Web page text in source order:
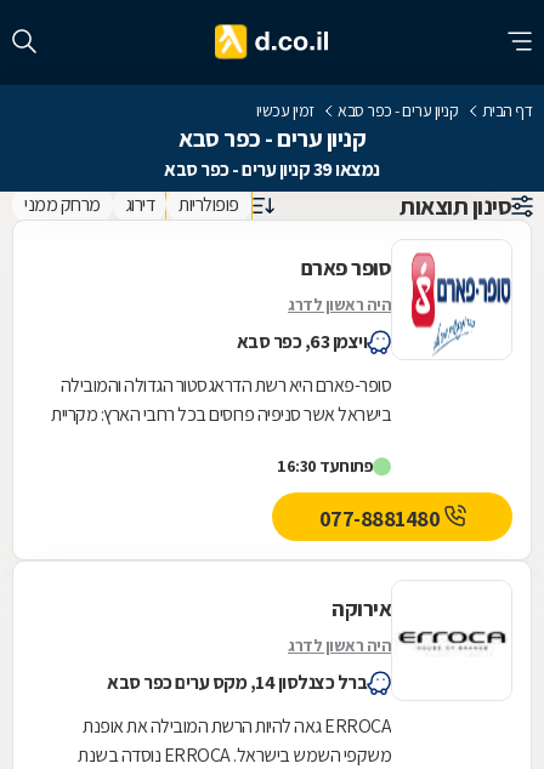
דף הבית קניון ערים - כפר סבא זמין עכשיו
קניון ערים - כפר סבא
נמצאו 39 קניון ערים - כפר סבא
סינון תוצאות פופולריות דירוג מרחק ממני
סופר פארם
היה ראשון לדרג
ויצמן 63, כפר סבא
סופר-פארם היא רשת הדראגסטור הגדולה והמובילה
בישראל אשר סניפיה פרוסים בכל רחבי הארץ: מקריית
פתוחעד 16:30
אירוקה
היה ראשון לדרג
ברל כצנלסון 14, מקס ערים כפר סבא
ERROCA גאה להיות הרשת המובילה את אופנת
משקפי השמש בישראל. ERROCA נוסדה בשנת